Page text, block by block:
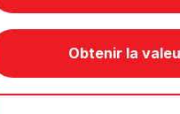
Obtenir la